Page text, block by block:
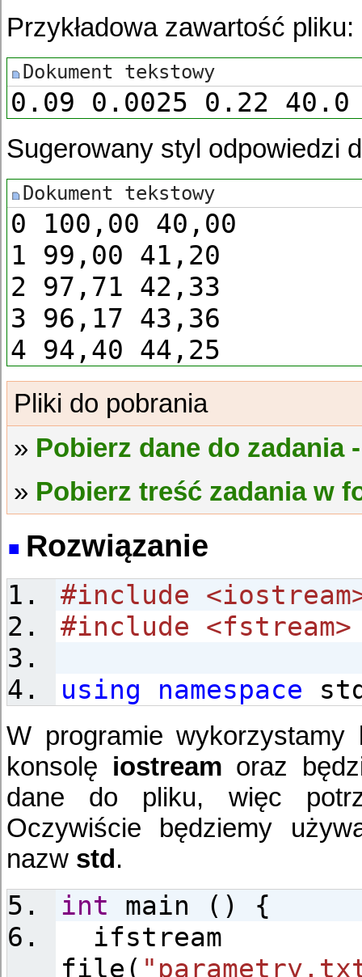
Przykładowa zawartość pliku:
0.09 0.0025 0.22 40.0
Sugerowany styl odpowiedzi
0 100,00 40,00
1 99,00 41,20
2 97,71 42,33
3 96,17 43,36
4 94,40 44,25
Pobierz dane do zadania
Pobierz treść zadania w
Rozwiązanie
#include
#include <fstream>
using
namespace
W programie
konsolę iostream oraz
dane do pliku, więc
Oczywiście będziemy
nazw std.
int main () {
ifstream
file(